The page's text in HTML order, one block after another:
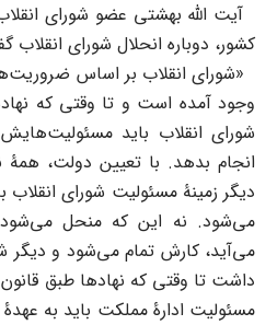
آیت الله بهشتی عضو شورای
کشور، دوباره انحلال شورای انقلاب
«شورای انقلاب بر اساس
وجود آمده است و تا وقتی که
شورای انقلاب باید
انجام بدهد. با تعیین دولت،
دیگر زمینۀ مسئولیت شورای انقلاب
می‌شود. نه این که منحل
می‌آید، کارش تمام می‌شود و دیگر
داشت تا وقتی که نهادها طبق
مسئولیت ادارۀ مملکت باید به